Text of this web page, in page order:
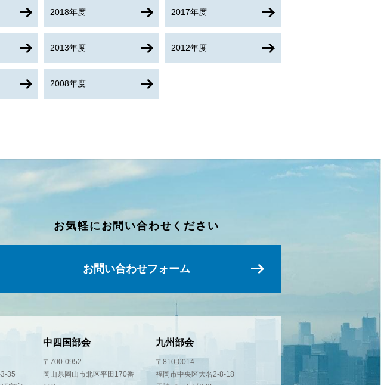
2018年度 2017年度
2013年度 2012年度
2008年度
お気軽にお問い合わせください
お問い合わせフォーム
35
中四国部会
〒700-0952
岡山県岡山市北区平田170番
九州部会
〒810-0014
福岡市中央区大名2-8-18